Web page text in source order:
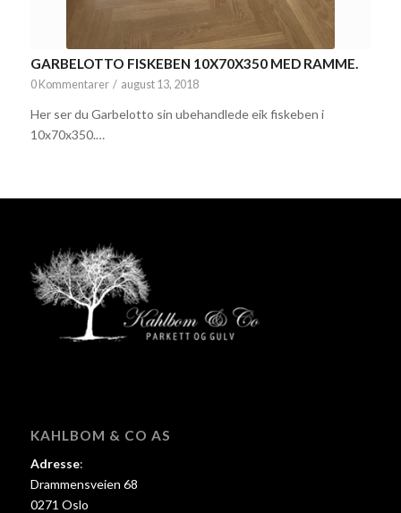
GARBELOTTO FISKEBEN 10X70X350 MED RAMME.
0 Kommentarer / august 13, 2018
Her ser du Garbelotto sin ubehandlede eik fiskeben i
10x70x350.…
KAHLBOM & CO AS
Adresse:
Drammensveien 68
0271 Oslo